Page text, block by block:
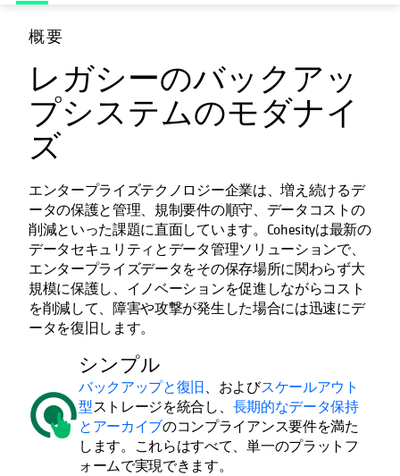
概要
レガシーのバックアッ
プシステムのモダナイ
ズ
エンタープライズテクノロジー企業は、増え続けるデ
ータの保護と管理、規制要件の順守、データコストの
削減といった課題に直面しています。Cohesityは最新の
データセキュリティとデータ管理ソリューションで、
エンタープライズデータをその保存場所に関わらず大
規模に保護し、イノベーションを促進しながらコスト
を削減して、障害や攻撃が発生した場合には迅速にデ
ータを復旧します。
シンプル
バックアップと復旧、およびスケールアウト
型ストレージを統合し、 長期的なデータ保持
とアーカイブのコンプライアンス要件を満た
します。これらはすべて、単一のプラットフ
ォームで実現できます。